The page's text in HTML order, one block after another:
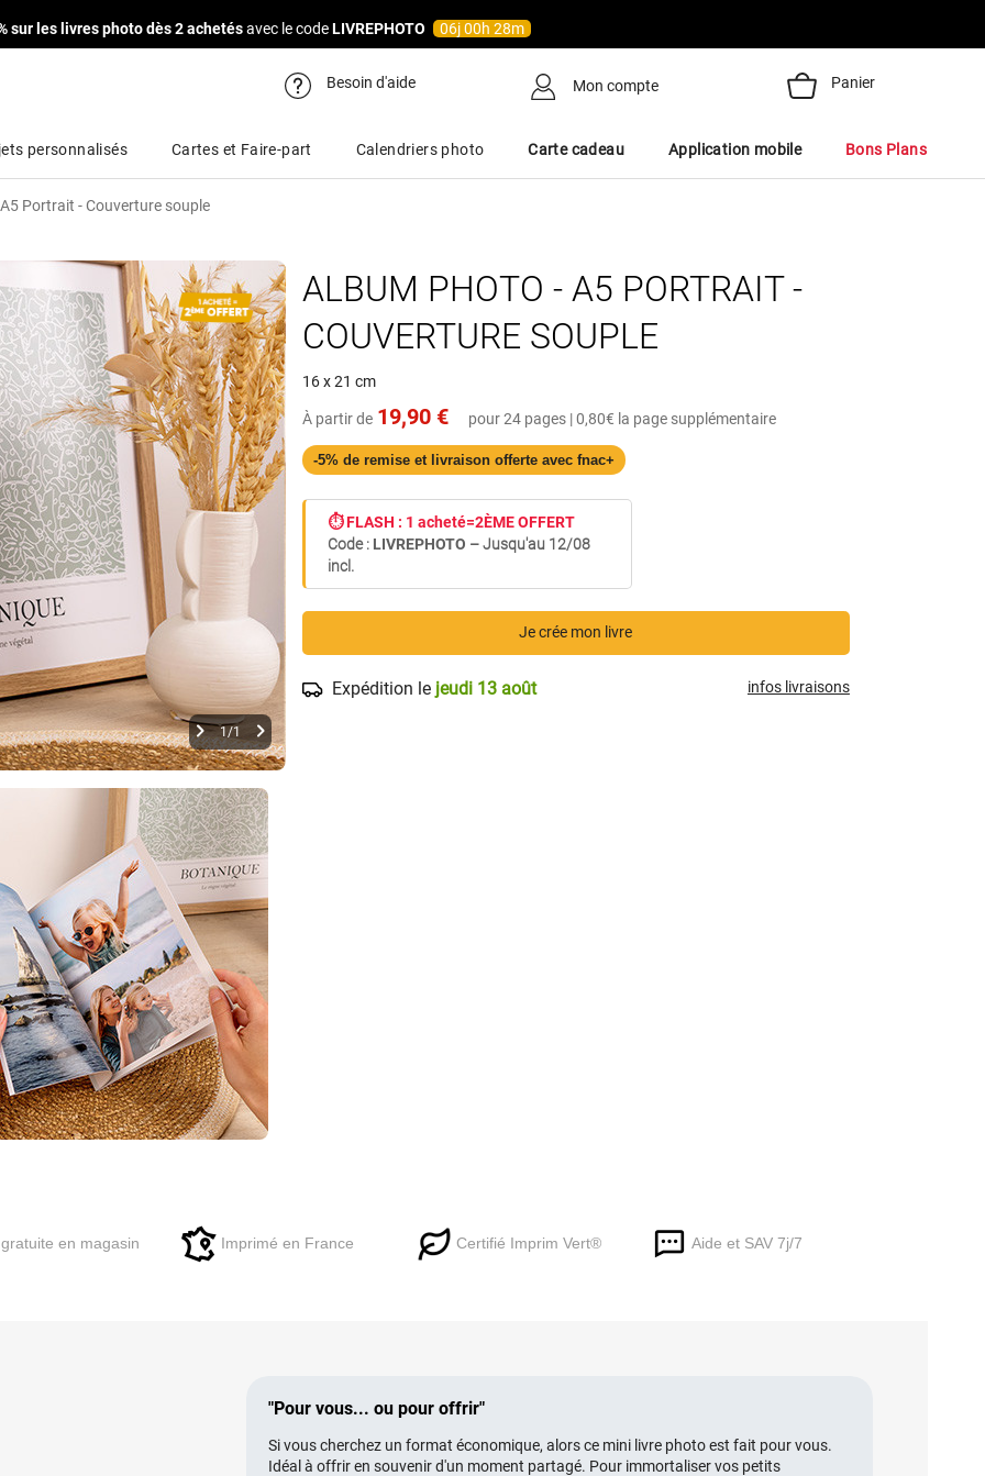
sur les livres photo dès 2 achetésavec le codeLIVREPHOTO 06j00h 28m
Besoin d'aide Mon compte Panier
personnalisés Cartes et Faire-part Calendriers photo Carte cadeau Application mobile Bons Plans
Portrait - Couverture souple
1/1
ALBUM PHOTO - A5 PORTRAIT -
COUVERTURE SOUPLE
16 x 21 cm
À partir de 19,90 € pour 24 pages | 0,80€ la page supplémentaire
-5% de remise et livraison offerte avec fnac+
⏱️ FLASH : 1 acheté=2ÈME OFFERT
Code : LIVREPHOTO – Jusqu'au 12/08
incl.
Je crée mon livre
Expédition le jeudi 13 août infos livraisons
en magasin Imprimé en France Certifié Imprim Vert® Aide et SAV 7j/7
"Pour vous... ou pour offrir"
Si vous cherchez un format économique, alors ce mini livre photo est fait pour vous.
Idéal à offrir en souvenir d'un moment partagé. Pour immortaliser vos petits